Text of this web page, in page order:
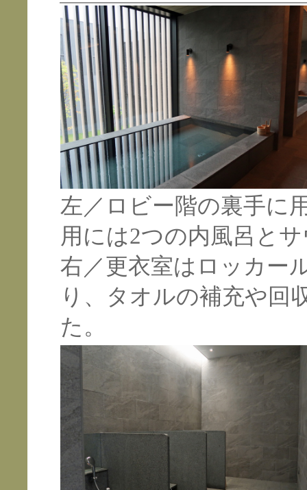
左／ロビー階の裏手に
用には2つの内風呂と
右／更衣室はロッカー
り、タオルの補充や回
た。